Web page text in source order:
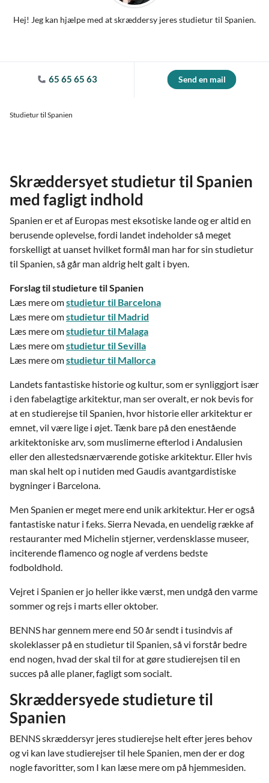
Hej! Jeg kan hjælpe med at skræddersy jeres studietur til Spanien.
65 65 65 63 Send en mail
Studietur til Spanien
Skræddersyet studietur til Spanien
med fagligt indhold
Spanien er et af Europas mest eksotiske lande og er altid en
berusende oplevelse, fordi landet indeholder så meget
forskelligt at uanset hvilket formål man har for sin studietur
til Spanien, så går man aldrig helt galt i byen.
Forslag til studieture til Spanien
Læs mere omstudietur til Barcelona
Læs mere omstudietur til Madrid
Læs mere omstudietur til Malaga
Læs mere omstudietur til Sevilla
Læs mere omstudietur til Mallorca
Landets fantastiske historie og kultur, som er synliggjort især
i den fabelagtige arkitektur, man ser overalt, er nok bevis for
at en studierejse til Spanien, hvor historie eller arkitektur er
emnet, vil være lige i øjet. Tænk bare på den enestående
arkitektoniske arv, som muslimerne efterlod i Andalusien
eller den allestedsnærværende gotiske arkitektur. Eller hvis
man skal helt op i nutiden med Gaudis avantgardistiske
bygninger i Barcelona.
Men Spanien er meget mere end unik arkitektur. Her er også
fantastiske natur i f.eks. Sierra Nevada, en uendelig række af
restauranter med Michelin stjerner, verdensklasse museer,
inciterende flamenco og nogle af verdens bedste
fodboldhold.
Vejret i Spanien er jo heller ikke værst, men undgå den varme
sommer og rejs i marts eller oktober.
BENNS har gennem mere end 50 år sendt i tusindvis af
skoleklasser på en studietur til Spanien, så vi forstår bedre
end nogen, hvad der skal til for at gøre studierejsen til en
succes på alle planer, fagligt som socialt.
Skræddersyede studieture til
Spanien
BENNS skræddersyr jeres studierejse helt efter jeres behov
og vi kan lave studierejser til hele Spanien, men der er dog
nogle favoritter, som I kan læse mere om på hjemmesiden.